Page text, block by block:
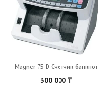
Magner 75 D Счетчик банкнот
300 000 ₸